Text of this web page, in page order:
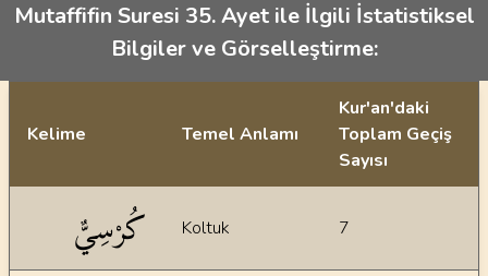
Mutaffifin Suresi 35. Ayet ile İlgili İstatistiksel
Bilgiler ve Görselleştirme:
Kelime Temel Anlamı
Kur'an'daki
Toplam Geçiş
Sayısı
كُرْسِيٌّ Koltuk 7